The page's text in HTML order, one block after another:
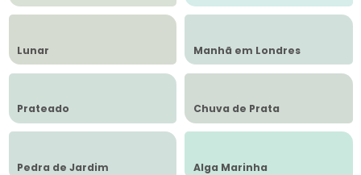
Lunar Manhã em Londres
Prateado Chuva de Prata
Pedra de Jardim Alga Marinha